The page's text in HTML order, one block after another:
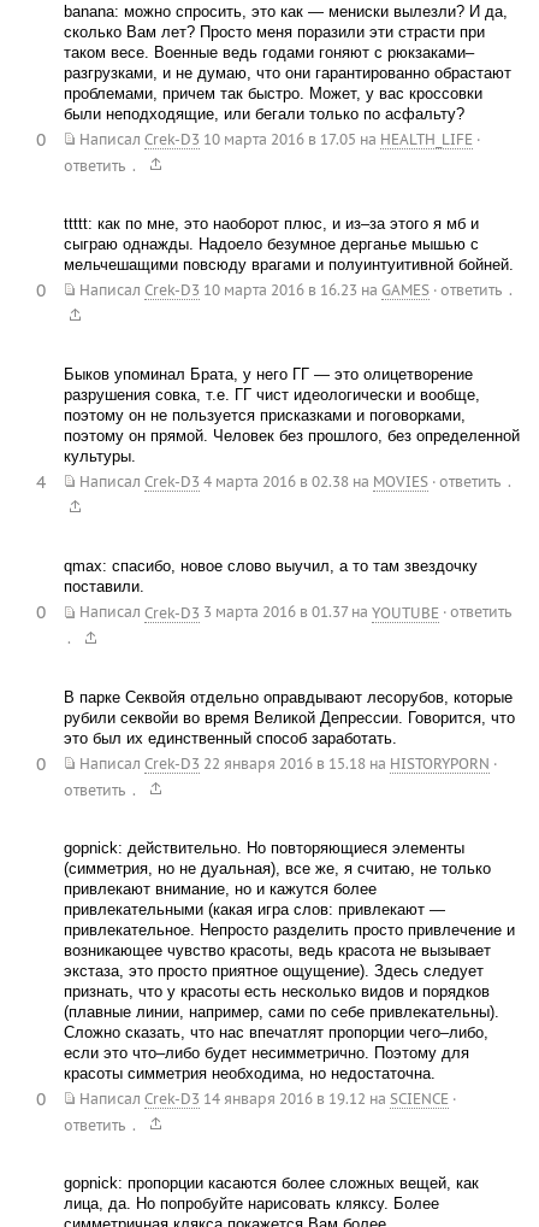
banana: можно спросить, это как — мениски вылезли? И да,
сколько Вам лет? Просто меня поразили эти страсти при
таком весе. Военные ведь годами гоняют с рюкзаками–
разгрузками, и не думаю, что они гарантированно обрастают
проблемами, причем так быстро. Может, у вас кроссовки
были неподходящие, или бегали только по асфальту?
Написал Crek-D3 10 марта 2016 в 17.05 на HEALTH_LIFE ·
ответить .
0
ttttt: как по мне, это наоборот плюс, и из–за этого я мб и
сыграю однажды. Надоело безумное дерганье мышью с
мельчешащими повсюду врагами и полуинтуитивной бойней.
Написал Crek-D3 10 марта 2016 в 16.23 на GAMES · ответить .
0
Быков упоминал Брата, у него ГГ — это олицетворение
разрушения совка, т.е. ГГ чист идеологически и вообще,
поэтому он не пользуется присказками и поговорками,
поэтому он прямой. Человек без прошлого, без определенной
культуры.
Написал Crek-D3 4 марта 2016 в 02.38на MOVIES · ответить .
4
qmax: спасибо, новое слово выучил, а то там звездочку
поставили.
Написал Crek-D3 3 марта 2016 в 01.37на YOUTUBE · ответить
.
0
В парке Секвойя отдельно оправдывают лесорубов, которые
рубили секвойи во время Великой Депрессии. Говорится, что
это был их единственный способ заработать.
Написал Crek-D3 22 января 2016 в 15.18на HISTORYPORN ·
ответить .
0
gopnick: действительно. Но повторяющиеся элементы
(симметрия, но не дуальная), все же, я считаю, не только
привлекают внимание, но и кажутся более
привлекательными (какая игра слов: привлекают —
привлекательное. Непросто разделить просто привлечение и
возникающее чувство красоты, ведь красота не вызывает
экстаза, это просто приятное ощущение). Здесь следует
признать, что у красоты есть несколько видов и порядков
(плавные линии, например, сами по себе привлекательны).
Сложно сказать, что нас впечатлят пропорции чего–либо,
если это что–либо будет несимметрично. Поэтому для
красоты симметрия необходима, но недостаточна.
Написал Crek-D3 14 января 2016 в 19.12 на SCIENCE ·
ответить .
0
gopnick: пропорции касаются более сложных вещей, как
лица, да. Но попробуйте нарисовать кляксу. Более